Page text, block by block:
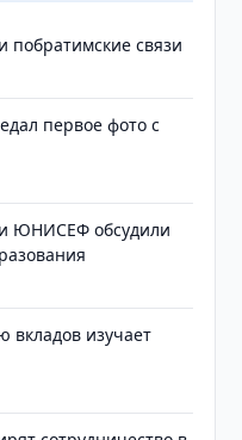
побратимские связи
первое фото с
и ЮНИСЕФ обсудили
вкладов изучает